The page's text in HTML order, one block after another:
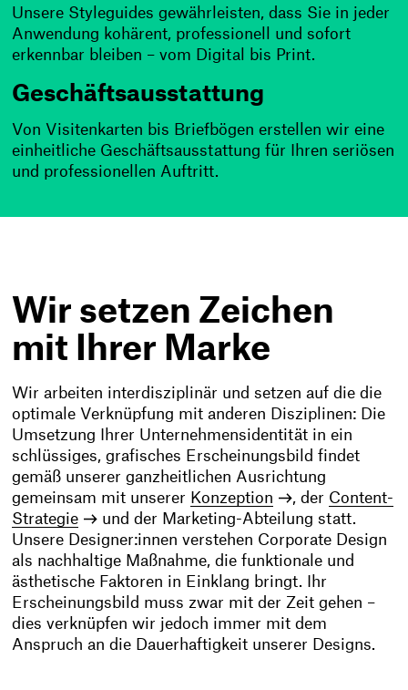
Unsere Styleguides gewährleisten, dass Sie in jeder
Anwendung kohärent, professionell und sofort
erkennbar bleiben – vom Digital bis Print.
Geschäftsausstattung
Von Visitenkarten bis Briefbögen erstellen wir eine
einheitliche Geschäftsausstattung für Ihren seriösen
und professionellen Auftritt.
Wir setzen Zeichen
mit Ihrer Marke
Wir arbeiten interdisziplinär und setzen auf die die
optimale Verknüpfung mit anderen Disziplinen: Die
Umsetzung Ihrer Unternehmensidentität in ein
schlüssiges, grafisches Erscheinungsbild findet
gemäß unserer ganzheitlichen Ausrichtung
gemeinsam mit unserer Konzeption , der Content-
Strategie
und der Marketing-Abteilung statt.
Unsere Designer:innen verstehen Corporate Design
als nachhaltige Maßnahme, die funktionale und
ästhetische Faktoren in Einklang bringt. Ihr
Erscheinungsbild muss zwar mit der Zeit gehen –
dies verknüpfen wir jedoch immer mit dem
Anspruch an die Dauerhaftigkeit unserer Designs.